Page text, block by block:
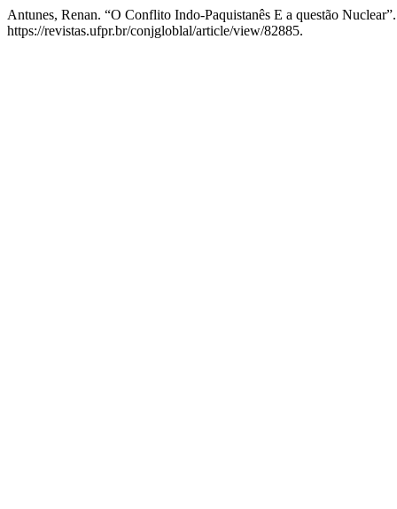
Antunes, Renan. “O Conflito Indo-Paquistanês E a questão
https://revistas.ufpr.br/conjgloblal/article/view/82885.